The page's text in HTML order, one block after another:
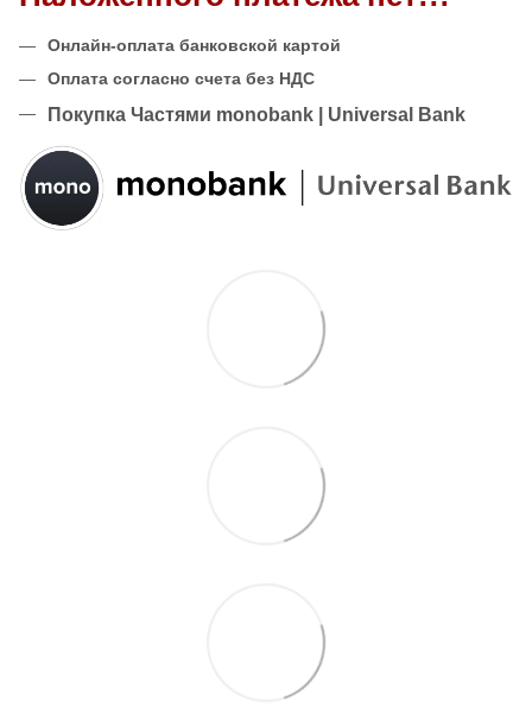
Онлайн-оплата банковской картой
Оплата согласно счета без НДС
Покупка Частями monobank | Universal Bank